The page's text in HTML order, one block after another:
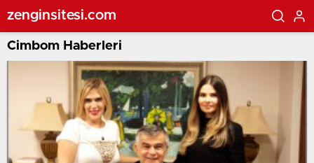
zenginsitesi.com
Cimbom Haberleri